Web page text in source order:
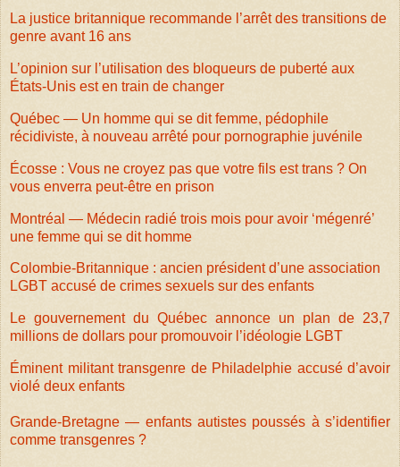
La justice britannique recommande l’arrêt des transitions de
genre avant 16 ans
L’opinion sur l’utilisation des bloqueurs de puberté aux
États-Unis est en train de changer
Québec — Un homme qui se dit femme, pédophile
récidiviste, à nouveau arrêté pour pornographie juvénile
Écosse : Vous ne croyez pas que votre fils est trans ? On
vous enverra peut-être en prison
Montréal — Médecin radié trois mois pour avoir ‘mégenré’
une femme qui se dit homme
Colombie-Britannique : ancien président d’une association
LGBT accusé de crimes sexuels sur des enfants
Le gouvernement du Québec annonce un plan de 23,7
millions de dollars pour promouvoir l’idéologie LGBT
Éminent militant transgenre de Philadelphie accusé d’avoir
violé deux enfants
Grande-Bretagne — enfants autistes poussés à s’identifier
comme transgenres ?